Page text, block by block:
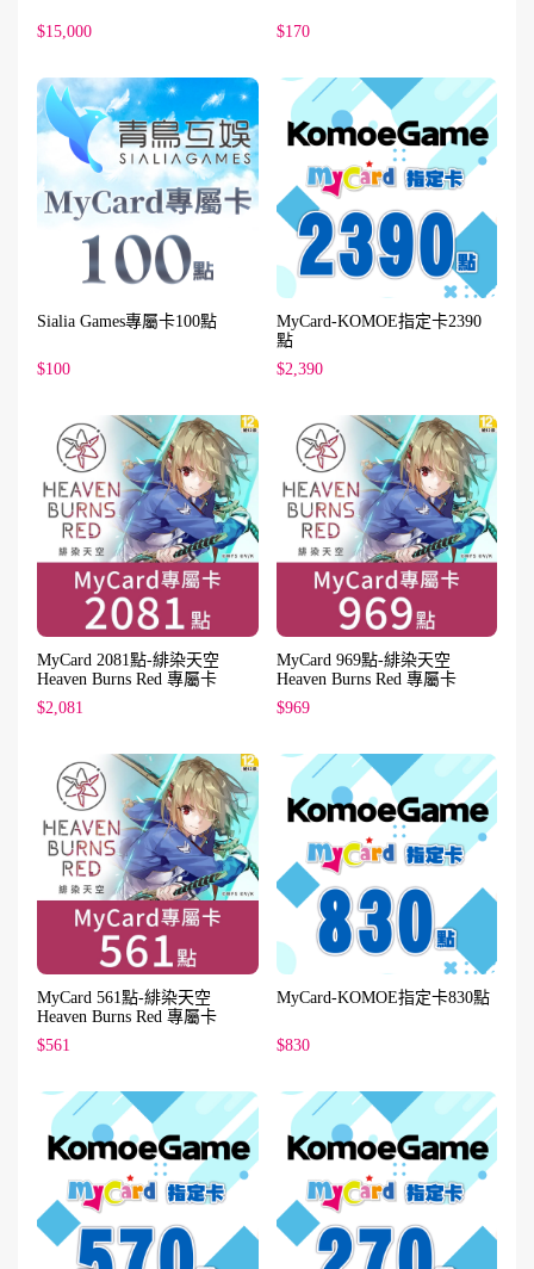
$15,000 $170
Sialia Games專屬卡100點
$100
MyCard-KOMOE指定卡2390
點
$2,390
MyCard 2081點-緋染天空
Heaven Burns Red 專屬卡
$2,081
MyCard 969點-緋染天空
Heaven Burns Red 專屬卡
$969
MyCard 561點-緋染天空
Heaven Burns Red 專屬卡
$561
MyCard-KOMOE指定卡830點
$830